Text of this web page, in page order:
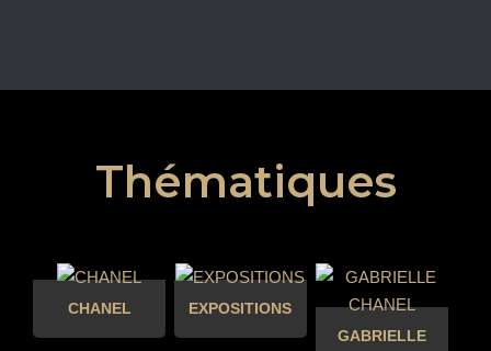
Thématiques
CHANEL
EXPOSITIONS
GABRIELLE